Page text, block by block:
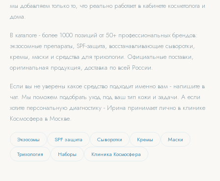
мы добавляем только то, что реально работает в кабинете косметолога и
дома.
В каталоге - более 1000 позиций от 50+ профессиональных брендов:
экзосомные препараты, SPF-защита, восстанавливающие сыворотки,
кремы, маски и средства для трихологии. Официальные поставки,
оригинальная продукция, доставка по всей России.
Если вы не уверены какое средство подходит именно вам - напишите в
чат. Мы поможем подобрать уход под ваш тип кожи и задачи. А если
хотите персональную диагностику - Ирина принимает лично в клинике
Космосфера в Москве.
Экзосомы SPF защита Сыворотки Кремы
Маски
Трихология
Наборы Клиника Космосфера